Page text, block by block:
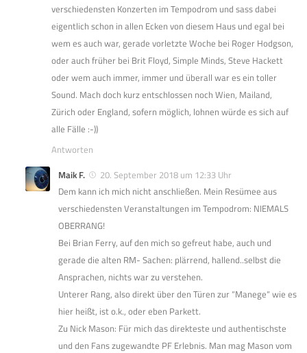
verschiedensten Konzerten im Tempodrom und sass dabei
eigentlich schon in allen Ecken von diesem Haus und egal bei
wem es auch war, gerade vorletzte Woche bei Roger Hodgson,
oder auch früher bei Brit Floyd, Simple Minds, Steve Hackett
oder wem auch immer, immer und überall war es ein toller
Sound. Mach doch kurz entschlossen noch Wien, Mailand,
Zürich oder England, sofern möglich, lohnen würde es sich auf
alle Fälle :-))
Antworten
Maik F.
20. September 2018 um 12:33 Uhr
Dem kann ich mich nicht anschließen. Mein Resümee aus
verschiedensten Veranstaltungen im Tempodrom: NIEMALS
OBERRANG!
Bei Brian Ferry, auf den mich so gefreut habe, auch und
gerade die alten RM- Sachen: plärrend, hallend..selbst die
Ansprachen, nichts war zu verstehen.
Unterer Rang, also direkt über den Türen zur “Manege“ wie es
hier heißt, ist o.k., oder eben Parkett.
Zu Nick Mason: Für mich das direkteste und authentischste
und den Fans zugewandte PF Erlebnis. Man mag Mason vom